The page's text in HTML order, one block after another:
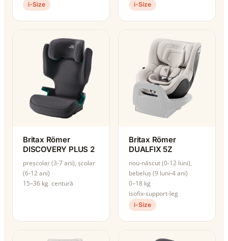
i-Size i-Size
Britax Römer
DISCOVERY PLUS 2
preșcolar (3-7 ani), școlar
(6-12 ani)
15–36 kg centură
Britax Römer
DUALFIX 5Z
nou-născut (0-12 luni),
bebeluș (9 luni-4 ani)
0–18 kg
isofix-support-leg
i-Size